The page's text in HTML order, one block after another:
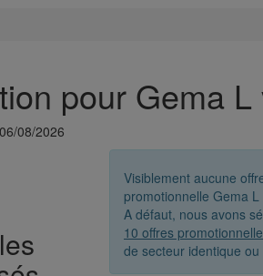
pour Gema
08/2026
Visiblement aucune
promotionnelle Gema
A défaut, nous avons
10 offres
de secteur identique